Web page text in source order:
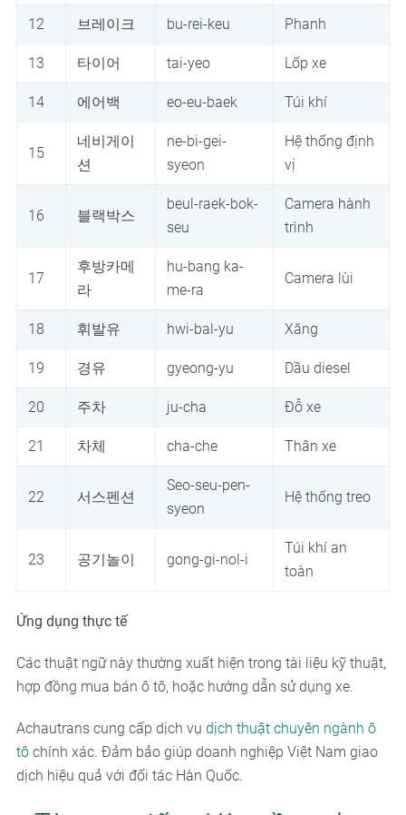
12 브레이크 bu-rei-keu Phanh
13 타이어 tai-yeo Lốp xe
14 에어백 eo-eu-baek Túi khí
15
네비게이
션
ne-bi-gei-
syeon
Hệ thống định
vị
16 블랙박스
beul-raek-bok-
seu
Camera hành
trình
17
후방카메
라
hu-bang ka-
me-ra
Camera lùi
18 휘발유 hwi-bal-yu Xăng
19 경유 gyeong-yu Dầu diesel
20 주차 ju-cha Đỗ xe
21 차체 cha-che Thân xe
22 서스펜션
Seo-seu-pen-
syeon
Hệ thống treo
23 공기놀이 gong-gi-nol-i
Túi khí an
toàn
Ứng dụng thực tế
Các thuật ngữ này thường xuất hiện trong tài liệu kỹ thuật,
hợp đồng mua bán ô tô, hoặc hướng dẫn sử dụng xe.
Achautrans cung cấp dịch vụ dịch thuật chuyên ngành ô
tôchính xác. Đảm bảo giúp doanh nghiệp Việt Nam giao
dịch hiệu quả với đối tác Hàn Quốc.